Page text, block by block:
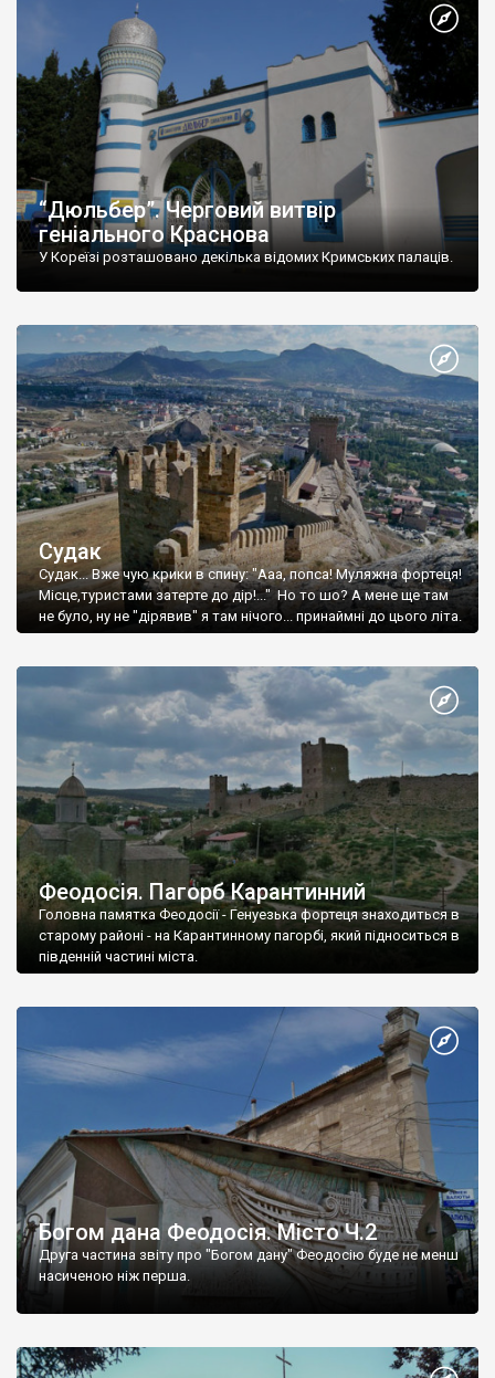
“Дюльбер”. Черговий витвір
геніального Краснова
У Кореїзі розташовано декілька відомих Кримських палаців.
Судак
Судак... Вже чую крики в спину: "Ааа, попса! Муляжна фортеця!
Місце,туристами затерте до дір!..." Но то шо? А мене ще там
не було, ну не "дірявив" я там нічого... принаймні до цього літа.
Феодосія. Пагорб Карантинний
Головна памятка Феодосії - Генуезька фортеця знаходиться в
старому районі - на Карантинному пагорбі, який підноситься в
південній частині міста.
Богом дана Феодосія. Місто Ч.2
Друга частина звіту про "Богом дану" Феодосію буде не менш
насиченою ніж перша.